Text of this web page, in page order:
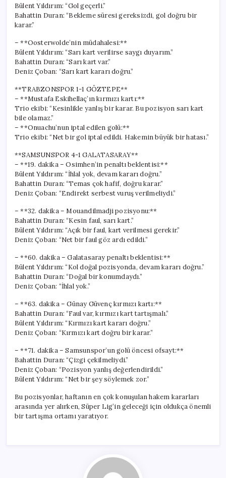
Bülent Yıldırım: “Gol geçerli.”
Bahattin Duran: “Bekleme süresi gereksizdi, gol doğru bir
karar.”
– **Oosterwolde’nin müdahalesi:**
Bülent Yıldırım: “Sarı kart verilirse saygı duyarım.”
Bahattin Duran: “Sarı kart var.”
Deniz Çoban: “Sarı kart kararı doğru.”
**TRABZONSPOR 1-1 GÖZTEPE**
– **Mustafa Eskihellaç’ın kırmızı kartı:**
Trio ekibi: “Kesinlikle yanlış bir karar. Bu pozisyon sarı kart
bile olamaz.”
– **Onuachu’nun iptal edilen golü:**
Trio ekibi: “Net bir gol iptal edildi. Hakemin büyük bir hatası.”
**SAMSUNSPOR 4-1 GALATASARAY**
– **19. dakika – Osimhen’in penaltı beklentisi:**
Bülent Yıldırım: “İhlal yok, devam kararı doğru.”
Bahattin Duran: “Temas çok hafif, doğru karar.”
Deniz Çoban: “Endirekt serbest vuruş verilmeliydi.”
– **32. dakika – Mouandilmadji pozisyonu:**
Bahattin Duran: “Kesin faul, sarı kart.”
Bülent Yıldırım: “Açık bir faul, kart verilmesi gerekir.”
Deniz Çoban: “Net bir faul göz ardı edildi.”
– **60. dakika – Galatasaray penaltı beklentisi:**
Bülent Yıldırım: “Kol doğal pozisyonda, devam kararı doğru.”
Bahattin Duran: “Doğal bir konumdaydı.”
Deniz Çoban: “İhlal yok.”
– **63. dakika – Günay Güvenç kırmızı kartı:**
Bahattin Duran: “Faul var, kırmızı kart tartışmalı.”
Bülent Yıldırım: “Kırmızı kart kararı doğru.”
Deniz Çoban: “Kırmızı kart doğru bir karar.”
– **71. dakika – Samsunspor’un golü öncesi ofsayt:**
Bahattin Duran: “Çizgi çekilmeliydi.”
Deniz Çoban: “Pozisyon yanlış değerlendirildi.”
Bülent Yıldırım: “Net bir şey söylemek zor.”
Bu pozisyonlar, haftanın en çok konuşulan hakem kararları
arasında yer alırken, Süper Lig’in geleceği için oldukça önemli
bir tartışma ortamı yaratıyor.